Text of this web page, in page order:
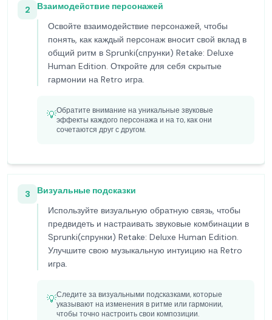
2
Взаимодействие персонажей
Освойте взаимодействие персонажей, чтобы
понять, как каждый персонаж вносит свой вклад в
общий ритм в Sprunki(спрунки) Retake: Deluxe
Human Edition. Откройте для себя скрытые
гармонии на Retro игра.
💡Обратите внимание на уникальные звуковые
эффекты каждого персонажа и на то, как они
сочетаются друг с другом.
3
Визуальные подсказки
Используйте визуальную обратную связь, чтобы
предвидеть и настраивать звуковые комбинации в
Sprunki(спрунки) Retake: Deluxe Human Edition.
Улучшите свою музыкальную интуицию на Retro
игра.
💡Следите за визуальными подсказками, которые
указывают на изменения в ритме или гармонии,
чтобы точно настроить свои композиции.